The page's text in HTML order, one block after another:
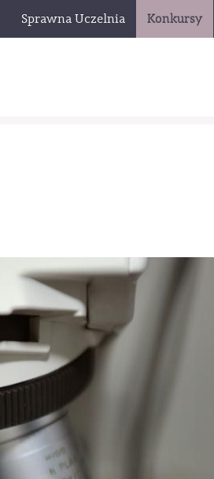
Sprawna Uczelnia Konkursy